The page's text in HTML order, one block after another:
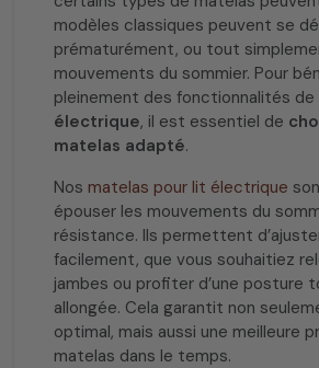
modèles classiques peuvent se
prématurément, ou tout
mouvements du sommier. Pour
pleinement des fonctionnalités
électrique, il est essentiel de
matelas adapté.
Nos matelas pour lit électrique
épouser les mouvements du
résistance. Ils permettent
facilement, que vous souhaitiez
jambes ou profiter d’une posture
allongée. Cela garantit non
optimal, mais aussi une meilleure
matelas dans le temps.